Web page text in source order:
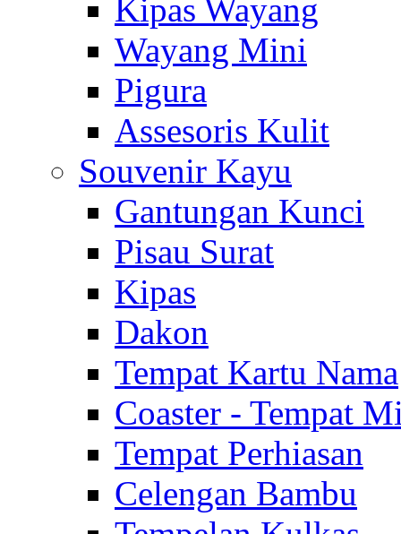
Kipas Wayang
Wayang Mini
Pigura
Assesoris Kulit
Souvenir Kayu
Gantungan Kunci
Pisau Surat
Kipas
Dakon
Tempat Kartu Nama
Coaster - Tempat
Tempat Perhiasan
Celengan Bambu